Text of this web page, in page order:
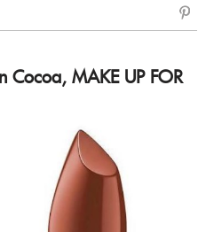
sẻ
Cocoa, MAKE UP FOR